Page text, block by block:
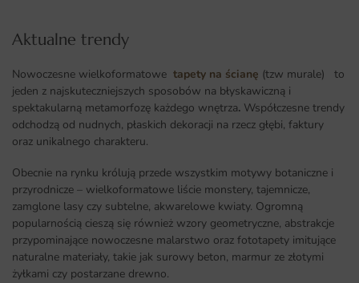
Aktualne trendy​
Nowoczesne wielkoformatowe tapety na ścianę (tzw murale) to
jeden z najskuteczniejszych sposobów na błyskawiczną i
spektakularną metamorfozę każdego wnętrza. Współczesne trendy
odchodzą od nudnych, płaskich dekoracji na rzecz głębi, faktury
oraz unikalnego charakteru.
Obecnie na rynku królują przede wszystkim motywy botaniczne i
przyrodnicze – wielkoformatowe liście monstery, tajemnicze,
zamglone lasy czy subtelne, akwarelowe kwiaty. Ogromną
popularnością cieszą się również wzory geometryczne, abstrakcje
przypominające nowoczesne malarstwo oraz fototapety imitujące
naturalne materiały, takie jak surowy beton, marmur ze złotymi
żyłkami czy postarzane drewno.